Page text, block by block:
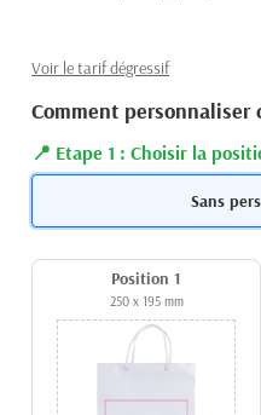
Voir le tarif dégressif
Comment personnaliser
Etape 1 : Choisir la
Sans
Position 1
250 x 195 mm